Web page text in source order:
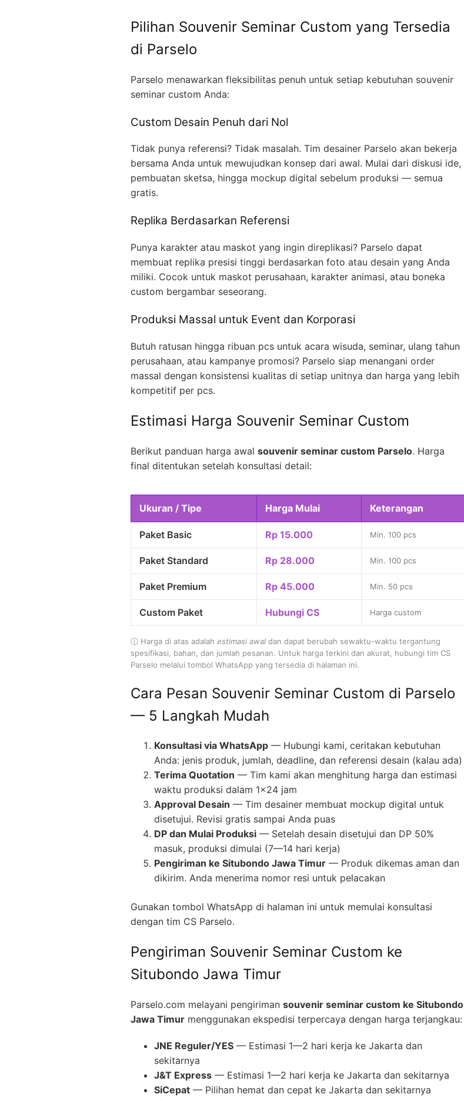
Pilihan Souvenir Seminar Custom yang Tersedia
di Parselo
Parselo menawarkan fleksibilitas penuh untuk setiap kebutuhan souvenir
seminar custom Anda:
Custom Desain Penuh dari Nol
Tidak punya referensi? Tidak masalah. Tim desainer Parselo akan bekerja
bersama Anda untuk mewujudkan konsep dari awal. Mulai dari diskusi ide,
pembuatan sketsa, hingga mockup digital sebelum produksi — semua
gratis.
Replika Berdasarkan Referensi
Punya karakter atau maskot yang ingin direplikasi? Parselo dapat
membuat replika presisi tinggi berdasarkan foto atau desain yang Anda
miliki. Cocok untuk maskot perusahaan, karakter animasi, atau boneka
custom bergambar seseorang.
Produksi Massal untuk Event dan Korporasi
Butuh ratusan hingga ribuan pcs untuk acara wisuda, seminar, ulang tahun
perusahaan, atau kampanye promosi? Parselo siap menangani order
massal dengan konsistensi kualitas di setiap unitnya dan harga yang lebih
kompetitif per pcs.
Estimasi Harga Souvenir Seminar Custom
Berikut panduan harga awal souvenir seminar custom Parselo. Harga
final ditentukan setelah konsultasi detail:
Ukuran / Tipe Harga Mulai Keterangan
Paket Basic Rp 15.000 Min. 100 pcs
Paket Standard Rp 28.000 Min. 100 pcs
Paket Premium Rp 45.000 Min. 50 pcs
Custom Paket Hubungi CS Harga custom
ⓘ Harga di atas adalah estimasi awal dan dapat berubah sewaktu-waktu tergantung
spesifikasi, bahan, dan jumlah pesanan. Untuk harga terkini dan akurat, hubungi tim CS
Parselo melalui tombol WhatsApp yang tersedia di halaman ini.
Cara Pesan Souvenir Seminar Custom di Parselo
— 5 Langkah Mudah
Konsultasi via WhatsApp — Hubungi kami, ceritakan kebutuhan
Anda: jenis produk, jumlah, deadline, dan referensi desain (kalau ada)
Terima Quotation — Tim kami akan menghitung harga dan estimasi
waktu produksi dalam 1×24 jam
Approval Desain — Tim desainer membuat mockup digital untuk
disetujui. Revisi gratis sampai Anda puas
DP dan Mulai Produksi — Setelah desain disetujui dan DP 50%
masuk, produksi dimulai (7—14 hari kerja)
Pengiriman ke Situbondo Jawa Timur — Produk dikemas aman dan
dikirim. Anda menerima nomor resi untuk pelacakan
Gunakan tombol WhatsApp di halaman ini untuk memulai konsultasi
dengan tim CS Parselo.
Pengiriman Souvenir Seminar Custom ke
Situbondo Jawa Timur
Parselo.com melayani pengiriman souvenir seminar custom ke Situbondo
Jawa Timur menggunakan ekspedisi terpercaya dengan harga terjangkau:
JNE Reguler/YES — Estimasi 1—2 hari kerja ke Jakarta dan
sekitarnya
J&T Express — Estimasi 1—2 hari kerja ke Jakarta dan sekitarnya
SiCepat — Pilihan hemat dan cepat ke Jakarta dan sekitarnya